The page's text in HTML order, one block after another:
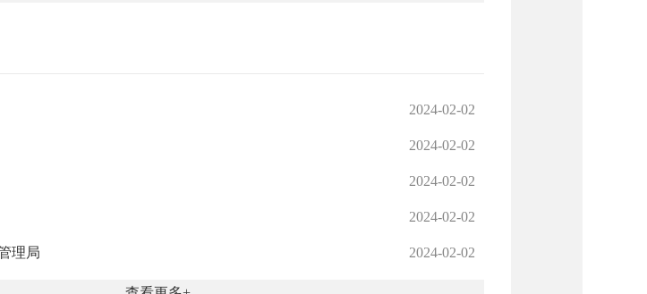
2024-02-02
2024-02-02
2024-02-02
2024-02-02
2024-02-02
理局